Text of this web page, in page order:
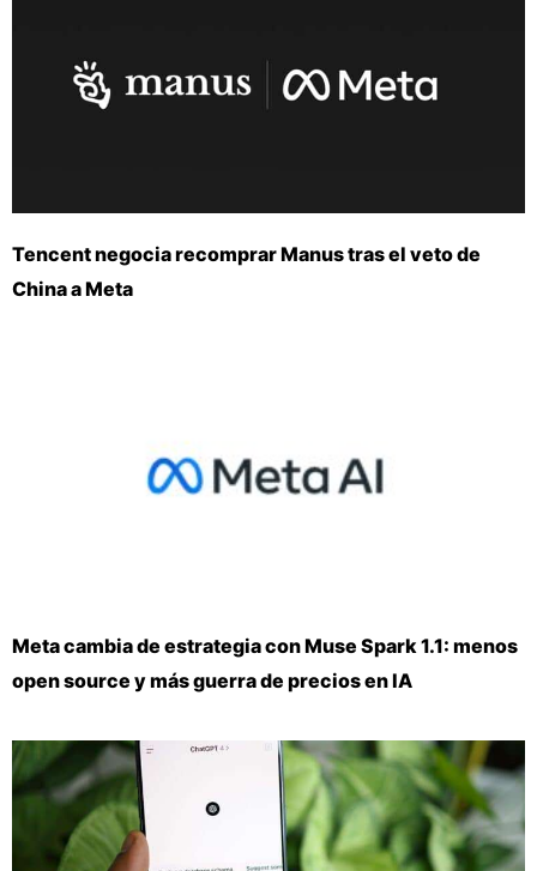
Tencent negocia recomprar Manus tras el veto de
China a Meta
Meta cambia de estrategia con Muse Spark 1.1: menos
open source y más guerra de precios en IA